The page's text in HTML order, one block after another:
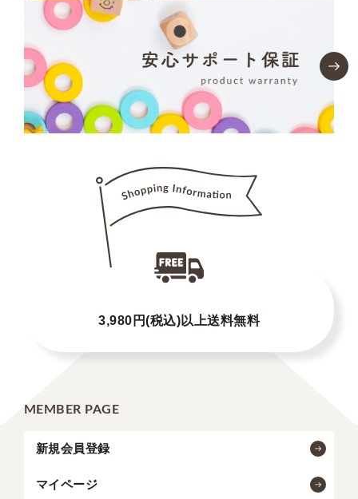
3,980円(税込)以上送料無料
MEMBER PAGE
新規会員登録
マイページ